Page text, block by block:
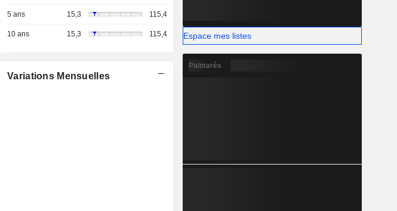
5 ans 15,3 115,4
10 ans 15,3 115,4
Variations Mensuelles
Espace mes listes
Palmarès